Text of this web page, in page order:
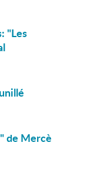
"Les
de Mercè